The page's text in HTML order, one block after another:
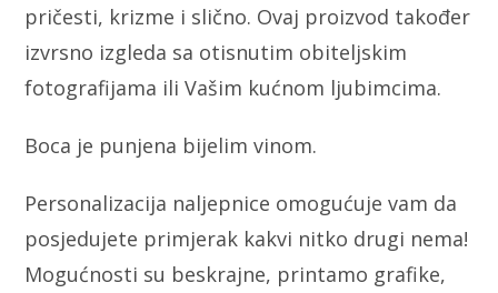
pričesti, krizme i slično. Ovaj proizvod također
izvrsno izgleda sa otisnutim obiteljskim
fotografijama ili Vašim kućnom ljubimcima.
Boca je punjena bijelim vinom.
Personalizacija naljepnice omogućuje vam da
posjedujete primjerak kakvi nitko drugi nema!
Mogućnosti su beskrajne, printamo grafike,